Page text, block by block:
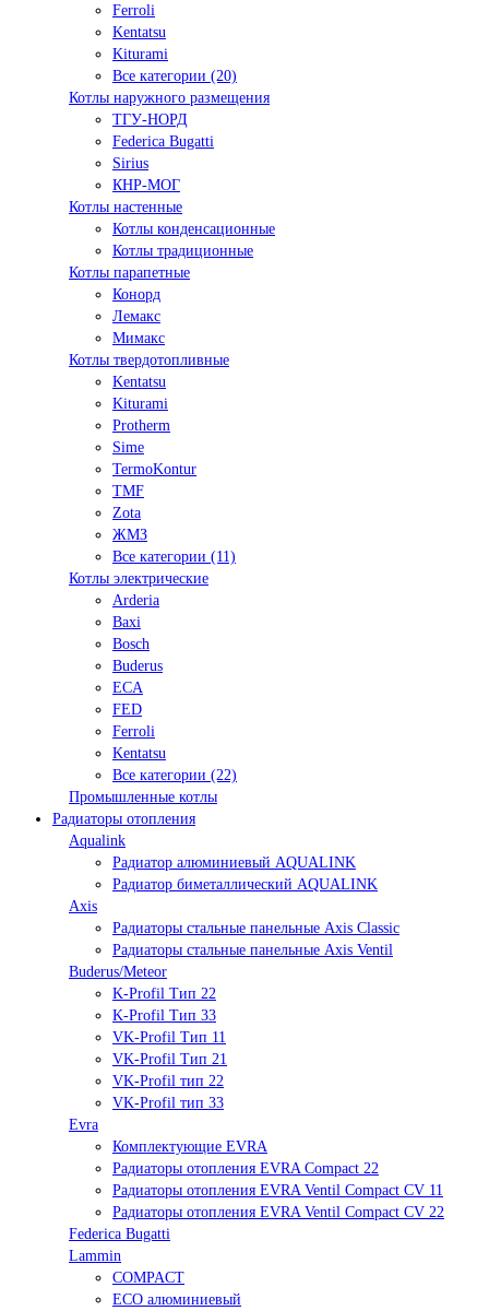
Ferroli
Kentatsu
Kiturami
Все категории (20)
Котлы наружного размещения
ТГУ-НОРД
Federica Bugatti
Sirius
КНР-МОГ
Котлы настенные
Котлы конденсационные
Котлы традиционные
Котлы парапетные
Конорд
Лемакс
Мимакс
Котлы твердотопливные
Kentatsu
Kiturami
Protherm
Sime
TermoKontur
TMF
Zota
ЖМЗ
Все категории (11)
Котлы электрические
Arderia
Baxi
Bosch
Buderus
ECA
FED
Ferroli
Kentatsu
Все категории (22)
Промышленные котлы
Радиаторы отопления
Aqualink
Радиатор алюминиевый AQUALINK
Радиатор биметаллический AQUALINK
Axis
Радиаторы стальные панельные Axis Classic
Радиаторы стальные панельные Axis Ventil
Buderus/Meteor
K-Profil Тип 22
K-Profil Тип 33
VK-Profil Тип 11
VK-Profil Тип 21
VK-Profil тип 22
VK-Profil тип 33
Evra
Комплектующие EVRA
Радиаторы отопления EVRA Compact 22
Радиаторы отопления EVRA Ventil Compact CV 11
Радиаторы отопления EVRA Ventil Compact CV 22
Federica Bugatti
Lammin
COMPACT
ECO алюминиевый